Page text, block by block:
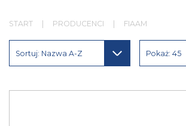
START PRODUCENCI FIAAM
Sortuj: Nazwa A-Z Pokaż: 45